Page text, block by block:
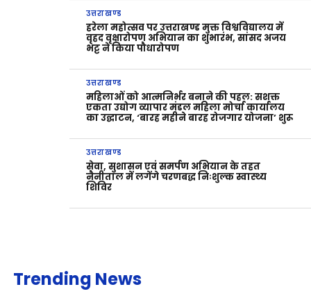
उत्तराखण्ड
हरेला महोत्सव पर उत्तराखण्ड मुक्त विश्वविद्यालय में
वृहद वृक्षारोपण अभियान का शुभारंभ, सांसद अजय
भट्ट ने किया पौधारोपण
उत्तराखण्ड
महिलाओं को आत्मनिर्भर बनाने की पहल: सशक्त
एकता उद्योग व्यापार मंडल महिला मोर्चा कार्यालय
का उद्घाटन, ‘बारह महीने बारह रोजगार योजना’ शुरू
उत्तराखण्ड
सेवा, सुशासन एवं समर्पण अभियान के तहत
नैनीताल में लगेंगे चरणबद्ध निःशुल्क स्वास्थ्य
शिविर
Trending News